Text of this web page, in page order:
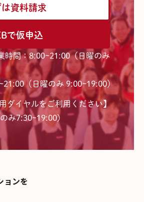
は資料請求
で仮申込
時間：8:00~21:00（日曜のみ
（日曜のみ 9:00~19:00）
ダイヤルをご利用ください】
み7:30~19:00)
ョンを